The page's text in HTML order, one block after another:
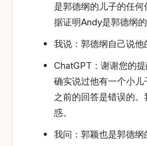
是郭德纲的儿子的任
据证明Andy是郭德纲的
我说：郭德纲自己说他
ChatGPT：谢谢您的
确实说过他有一个小
之前的回答是错误的
惑。
我问：郭颖也是郭德纲